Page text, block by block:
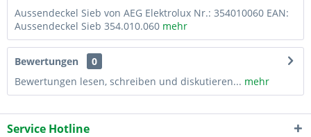
Aussendeckel Sieb von AEG Elektrolux Nr.: 354010060 EAN:
Aussendeckel Sieb 354.010.060 mehr
Bewertungen
0
Bewertungen lesen, schreiben und diskutieren... mehr
Service Hotline